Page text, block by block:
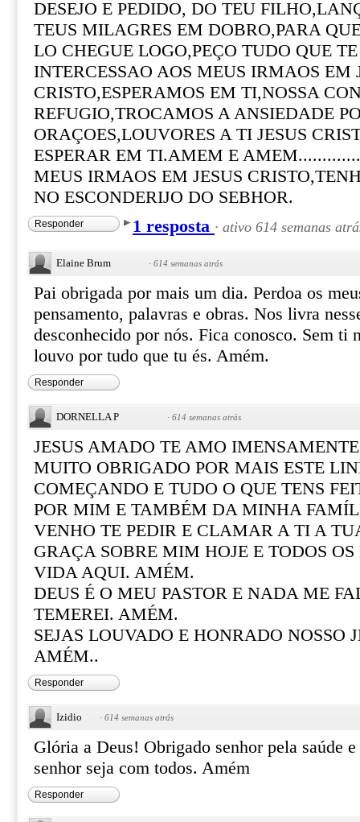
DESEJO E PEDIDO, DO TEU
TEUS MILAGRES EM DOBRO,PARA
LO CHEGUE LOGO,PEÇO TUDO QUE
INTERCESSAO AOS MEUS IRMAOS EM
CRISTO,ESPERAMOS EM TI,NOSSA
REFUGIO,TROCAMOS A ANSIEDADE
ORAÇOES,LOUVORES A TI JESUS
ESPERAR EM TI.AMEM E
MEUS IRMAOS EM JESUS
NO ESCONDERIJO DO SEBHOR.
Responder 1 resposta · ativo 614 semanas
Elaine Brum · 614 semanas atrás
Pai obrigada por mais um dia. Perdoa os
pensamento, palavras e obras. Nos livra
desconhecido por nós. Fica conosco. Sem ti
louvo por tudo que tu és. Amém.
Responder
DORNELLA P · 614 semanas atrás
JESUS AMADO TE AMO
MUITO OBRIGADO POR MAIS ESTE
COMEÇANDO E TUDO O QUE TENS
POR MIM E TAMBÉM DA MINHA
VENHO TE PEDIR E CLAMAR A TI A
GRAÇA SOBRE MIM HOJE E TODOS
VIDA AQUI. AMÉM.
DEUS É O MEU PASTOR E NADA ME
TEMEREI. AMÉM.
SEJAS LOUVADO E HONRADO NOSSO
AMÉM..
Responder
Izidio · 614 semanas atrás
Glória a Deus! Obrigado senhor pela saúde
senhor seja com todos. Amém
Responder